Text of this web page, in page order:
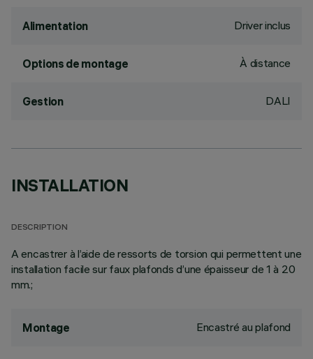
Alimentation Driver inclus
Options de montage À distance
Gestion DALI
INSTALLATION
DESCRIPTION
A encastrer à l’aide de ressorts de torsion qui permettent une
installation facile sur faux plafonds d’une épaisseur de 1 à 20
mm.;
Montage Encastré au plafond